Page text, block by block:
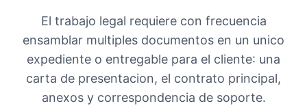
El trabajo legal requiere con frecuencia
ensamblar multiples documentos en un unico
expediente o entregable para el cliente: una
carta de presentacion, el contrato principal,
anexos y correspondencia de soporte.